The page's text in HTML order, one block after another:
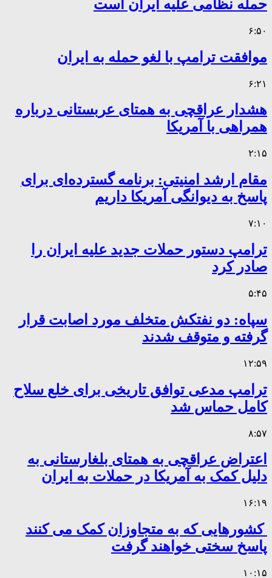
حمله نظامی علیه ایران است
۶:۵۰
موافقت ترامپ با لغو حمله به ایران
۶:۲۱
هشدار عراقچی به همتای عربستانی درباره
همراهی با آمریکا
۲:۱۵
مقام ارشد امنیتی: برنامه گسترده‌ای برای
پاسخ به دیوانگی آمریکا داریم
۷:۱۰
ترامپ دستور حملات جدید علیه ایران را
صادر کرد
۵:۴۵
سپاه: دو نفتکش متخلف مورد اصابت قرار
گرفته و متوقف شدند
۱۲:۵۹
ترامپ مدعی توافق تاریخی برای خلع سلاح
کامل حماس شد
۸:۵۷
اعتراض عراقچی به همتای بلغارستانی به
دلیل کمک به آمریکا در حملات به ایران
۱۶:۱۹
کشورهایی که به متجاوزان کمک می کنند
پاسخ سختی خواهند گرفت
۱۰:۱۵